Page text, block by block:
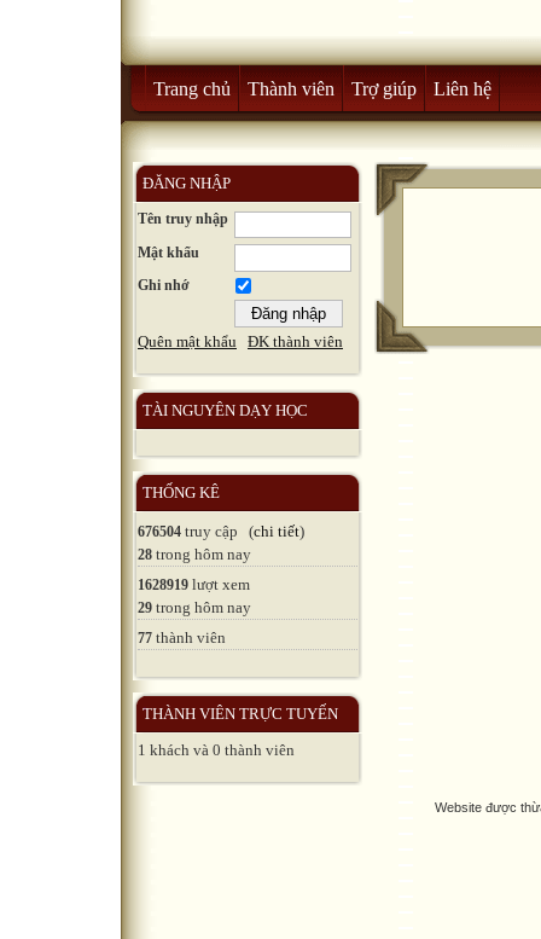
Trang chủ Thành viên Trợ giúp Liên hệ
ĐĂNG NHẬP
Tên truy nhập
Mật khẩu
Ghi nhớ
Quên mật khẩu ĐK thành viên
TÀI NGUYÊN DẠY HỌC
THỐNG KÊ
676504 truy cập (chi tiết)
28 trong hôm nay
1628919 lượt xem
29 trong hôm nay
77 thành viên
THÀNH VIÊN TRỰC TUYẾN
1 khách và 0 thành viên
Website được